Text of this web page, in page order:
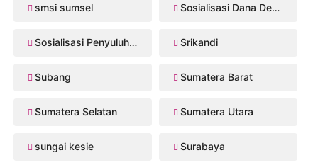
smsi sumsel Sosialisasi Dana Desa 2026
Sosialisasi Penyuluhan Hukum Srikandi
Subang Sumatera Barat
Sumatera Selatan Sumatera Utara
sungai kesie Surabaya